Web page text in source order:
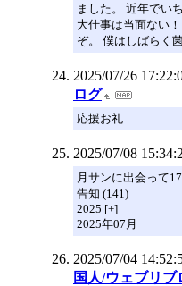
ました。 近年でい
大仕事は当面ない
ぞ。 僕はしばらく
2025/07/26
ログ
応援お礼
2025/07/08
月サンに出会って
告知 (141)
2025 [+]
2025年07月
2025/07/04
国人/ウェブリブ